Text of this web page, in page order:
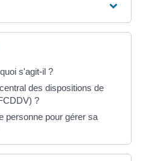
s'agit-il ?
des dispositions de
?
personne pour gérer sa